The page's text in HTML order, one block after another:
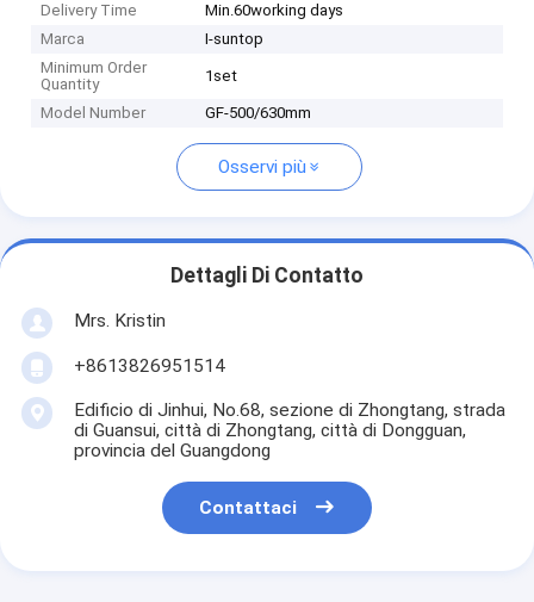
Delivery Time
Min.60working days
Marca
I-suntop
Minimum Order
Quantity
1set
Model Number GF-500/630mm
Osservi più
Dettagli Di Contatto
Mrs. Kristin
+8613826951514
Edificio di Jinhui, No.68, sezione di Zhongtang, strada
di Guansui, città di Zhongtang, città di Dongguan,
provincia del Guangdong
Contattaci